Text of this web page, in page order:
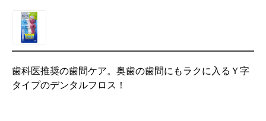
歯科医推奨の歯間ケア。奥歯の歯間にもラクに入るＹ字
タイプのデンタルフロス！